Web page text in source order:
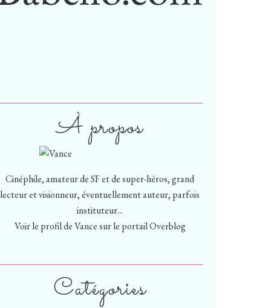
Catégories
À propos
Cinéphile, amateur de SF et de super-héros, grand
lecteur et visionneur, éventuellement auteur, parfois
instituteur...
Voir le profil deVancesur le portail Overblog